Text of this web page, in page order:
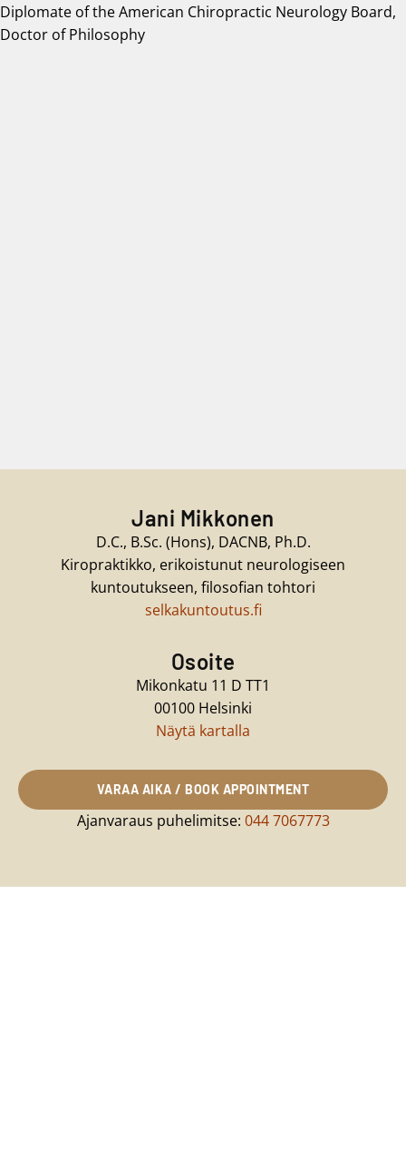
Diplomate of the American Chiropractic Neurology Board,
Doctor of Philosophy
Jani Mikkonen
D.C., B.Sc. (Hons), DACNB, Ph.D.
Kiropraktikko, erikoistunut neurologiseen
kuntoutukseen, filosofian tohtori
selkakuntoutus.fi
Osoite
Mikonkatu 11 D TT1
00100 Helsinki
Näytä kartalla
VARAA AIKA / BOOK APPOINTMENT
Ajanvaraus puhelimitse: 044 7067773